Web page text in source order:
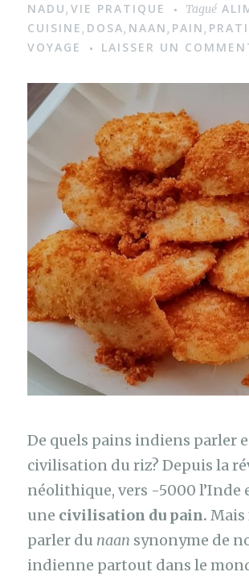
NADU,VIE PRATIQUE Tagué
CUISINE, DOSA, NAAN, PAIN,
VOYAGE LAISSER UN
De quels pains indiens parler
civilisation du riz? Depuis la
néolithique, vers -5000 l’Inde
une civilisation du pain.
parler du naan synonyme de
indienne partout dans le